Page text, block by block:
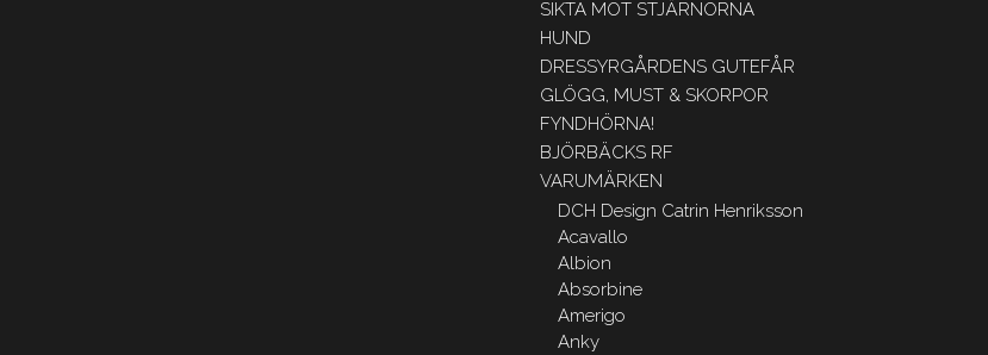
SIKTA MOT STJÄRNORNA
HUND
DRESSYRGÅRDENS GUTEFÅR
GLÖGG, MUST & SKORPOR
FYNDHÖRNA!
BJÖRBÄCKS RF
VARUMÄRKEN
DCH Design Catrin Henriksson
Acavallo
Albion
Absorbine
Amerigo
Anky